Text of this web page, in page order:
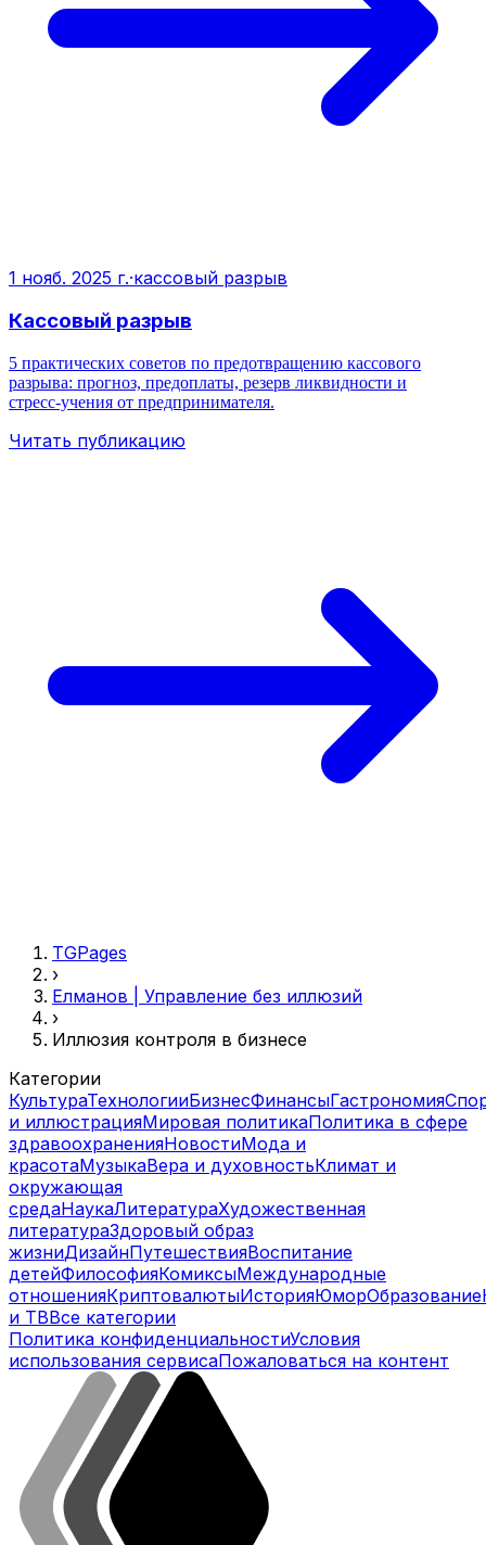
1 нояб. 2025 г.·кассовый разрыв
Кассовый разрыв
5 практических советов по предотвращению кассового
разрыва: прогноз, предоплаты, резерв ликвидности и
стресс‑учения от предпринимателя.
Читать публикацию
TGPages
›
Елманов | Управление без иллюзий
›
Иллюзия контроля в бизнесе
Категории
КультураТехнологииБизнесФинансыГастрономия
и иллюстрацияМировая политикаПолитика в сфере
здравоохраненияНовостиМода и
красотаМузыкаВера и духовностьКлимат и
окружающая
средаНаукаЛитератураХудожественная
литератураЗдоровый образ
жизниДизайнПутешествияВоспитание
детейФилософияКомиксыМеждународные
отношенияКриптовалютыИсторияЮморОбразование
и ТВВсе категории
Политика конфиденциальностиУсловия
использования сервисаПожаловаться на контент